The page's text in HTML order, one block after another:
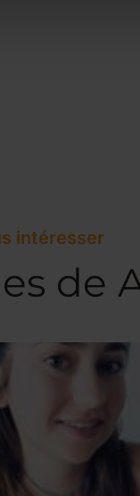
intéresser
de